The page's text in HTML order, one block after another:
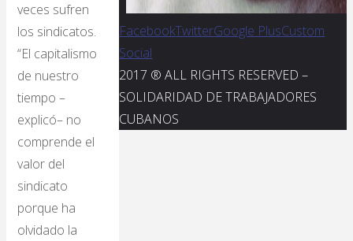
veces sufren
los sindicatos.
“El capitalismo
de nuestro
tiempo –
explicó– no
comprende el
valor del
sindicato
porque ha
olvidado la
FacebookTwitterGoogle PlusCustom
Social
2017 ® ALL RIGHTS RESERVED –
SOLIDARIDAD DE TRABAJADORES
CUBANOS